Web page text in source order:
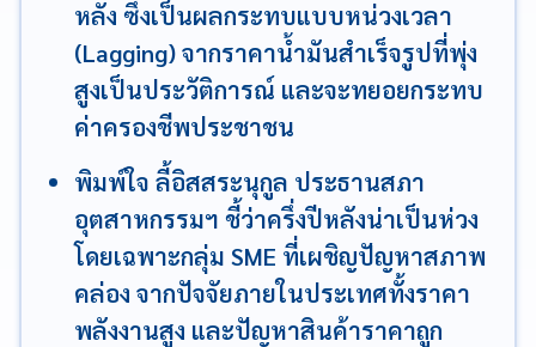
หลัง ซึ่งเป็นผลกระทบแบบหน่วงเวลา
(Lagging) จากราคาน้ำมันสำเร็จรูปที่พุ่ง
สูงเป็นประวัติการณ์ และจะทยอยกระทบ
ค่าครองชีพประชาชน
พิมพ์ใจ ลี้อิสสระนุกูล ประธานสภา
อุตสาหกรรมฯ ชี้ว่าครึ่งปีหลังน่าเป็นห่วง
โดยเฉพาะกลุ่ม SME ที่เผชิญปัญหาสภาพ
คล่อง จากปัจจัยภายในประเทศทั้งราคา
พลังงานสูง และปัญหาสินค้าราคาถูก